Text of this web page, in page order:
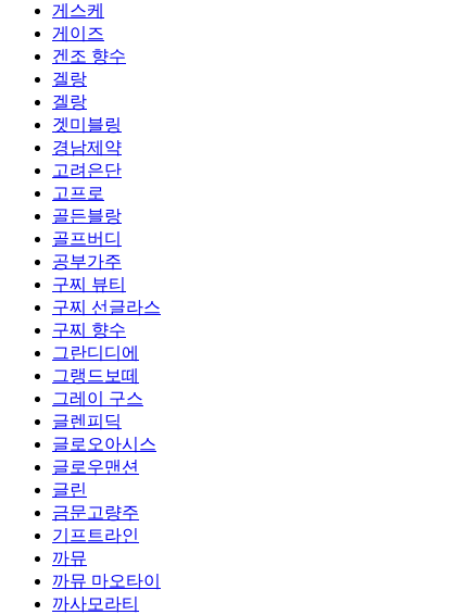
게스케
게이즈
겐조 향수
겔랑
겔랑
겟미블링
경남제약
고려은단
고프로
골든블랑
골프버디
공부가주
구찌 뷰티
구찌 선글라스
구찌 향수
그란디디에
그랭드보떼
그레이 구스
글렌피딕
글로오아시스
글로우맨션
글린
금문고량주
기프트라인
까뮤
까뮤 마오타이
까사모라티